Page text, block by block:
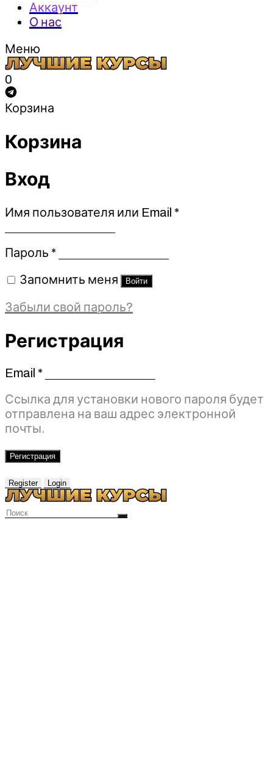
Аккаунт
О нас
Меню
0
Корзина
Корзина
Вход
Имя пользователя или Email *Обязательно
Пароль *Обязательно
Запомнить меня Войти
Забыли свой пароль?
Регистрация
Email *Обязательно
Ссылка для установки нового пароля будет
отправлена ​​на ваш адрес электронной
почты.
Регистрация
Register Login